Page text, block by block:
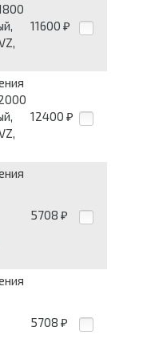
11600 ₽
12400 ₽
5708 ₽
5708 ₽